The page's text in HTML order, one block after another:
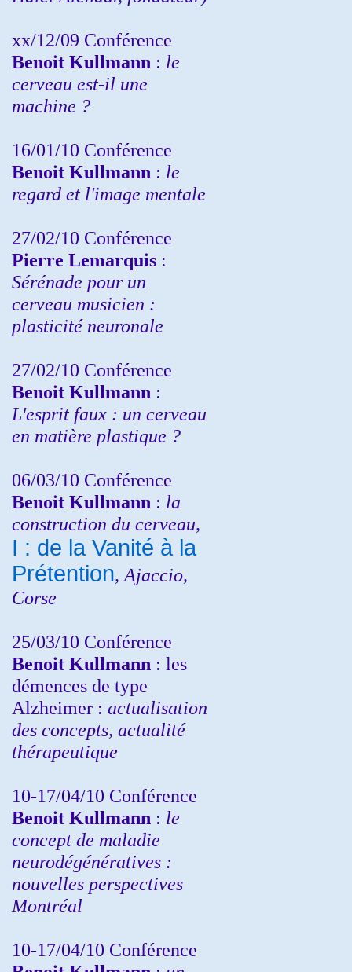
xx/12/09 Conférence
Benoit Kullmann : le
cerveau est-il une
machine ?
16/01/10 Conférence
Benoit Kullmann : le
regard et l'image mentale
27/02/10 Conférence
Pierre Lemarquis :
Sérénade pour un
cerveau musicien :
plasticité neuronale
27/02/10 Conférence
Benoit Kullmann :
L'esprit faux : un cerveau
en matière plastique ?
06/03/10 Conférence
Benoit Kullmann : la
construction du cerveau,
I : de la Vanité à la
Prétention, Ajaccio,
Corse
25/03/10 Conférence
Benoit Kullmann : les
démences de type
Alzheimer : actualisation
des concepts, actualité
thérapeutique
10-17/04/10 Conférence
Benoit Kullmann : le
concept de maladie
neurodégénératives :
nouvelles perspectives
Montréal
10-17/04/10 Conférence